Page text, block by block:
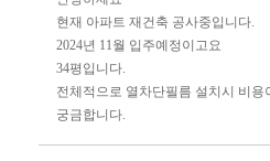
현재 아파트 재건축 공사중입니다.
2024년 11월 입주예정이고요
34평입니다.
전체적으로 열차단필름 설치시 비용
궁금합니다.